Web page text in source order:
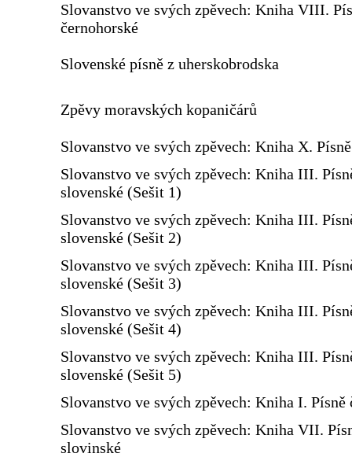
Slovanstvo ve svých zpěvech: Kniha VIII.
černohorské
Slovenské písně z uherskobrodska
Zpěvy moravských kopaničárů
Slovanstvo ve svých zpěvech: Kniha X.
Slovanstvo ve svých zpěvech: Kniha III.
slovenské (Sešit 1)
Slovanstvo ve svých zpěvech: Kniha III.
slovenské (Sešit 2)
Slovanstvo ve svých zpěvech: Kniha III.
slovenské (Sešit 3)
Slovanstvo ve svých zpěvech: Kniha III.
slovenské (Sešit 4)
Slovanstvo ve svých zpěvech: Kniha III.
slovenské (Sešit 5)
Slovanstvo ve svých zpěvech: Kniha I. Písně
Slovanstvo ve svých zpěvech: Kniha VII.
slovinské